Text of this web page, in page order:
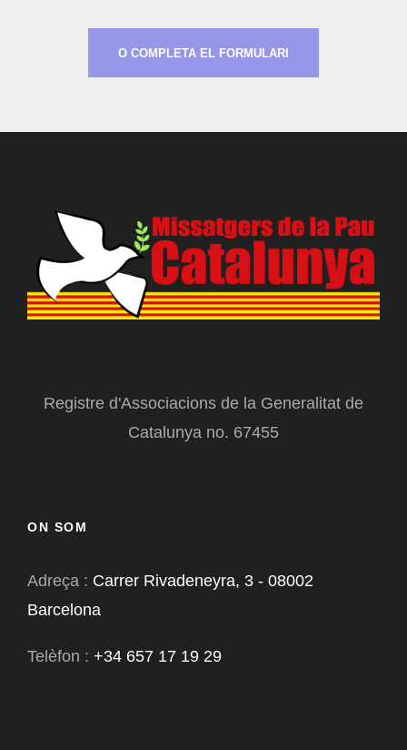
O COMPLETA EL FORMULARI
Registre d'Associacions de la Generalitat de
Catalunya no. 67455
ON SOM
Adreça : Carrer Rivadeneyra, 3 - 08002
Barcelona
Telèfon : +34 657 17 19 29